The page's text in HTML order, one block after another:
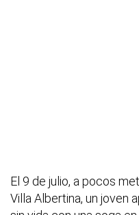
El 9 de julio, a pocos
Villa Albertina, un joven